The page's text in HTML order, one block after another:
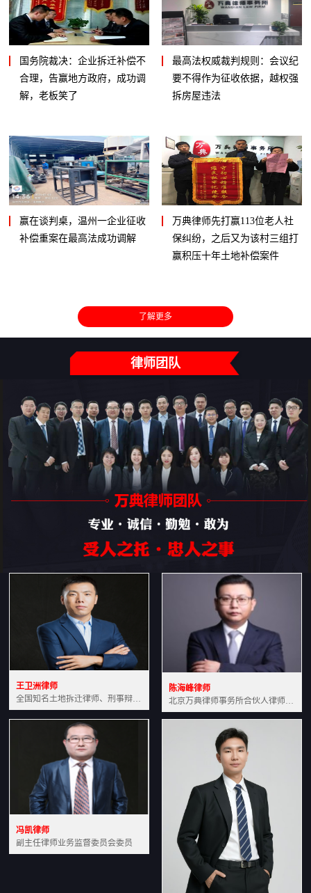
国务院裁决：企业拆迁补偿不
合理，告赢地方政府，成功调
解，老板笑了
最高法权威裁判规则：会议纪
要不得作为征收依据，越权强
拆房屋违法
赢在谈判桌，温州一企业征收
补偿重案在最高法成功调解
万典律师先打赢113位老人社
保纠纷，之后又为该村三组打
赢积压十年土地补偿案件
了解更多
律师团队
王卫洲律师
全国知名土地拆迁律师、刑事辩护律师北京万典律师事务所主任中国法学会会员北京市行政法研究会理事
陈海峰律师
北京万典律师事务所合伙人律师土地房产专业资深律师
冯凯律师
副主任律师业务监督委员会委员